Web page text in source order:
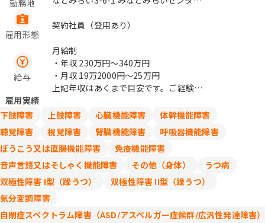
勤務地
らい
雇用形態
契約社員（登用あり）
給与
月給制
・年収 230万円〜340万円
・月収 19万2000円〜25万円
上記年収はあくまで目安です。ご経験や
※長期就業していただくため、積極的な
正社員登用を実施しております。
月給下限：192,000円（基本給額：
178,100円 固定残業代：13,900円（固
定残業時間10時間相当分）
月収上限：250,000円（基本給額：
定残業時間10時間相当分）
雇用実績
下肢障害
上肢障害 心臓機能障害
体幹機能障害
聴覚障害
視覚障害 腎臓機能障害
呼吸器機能障害
ぼうこう又は直腸機能障害
免疫機能障害
音声言語又はそしゃく機能障害
その他（身体）
うつ病
双極性障害 I型（躁うつ）
双極性障害 II型（躁うつ）
気分変調障害
自閉症スペクトラム障害（ASD/アスペルガー症候群/広汎性発達障害）